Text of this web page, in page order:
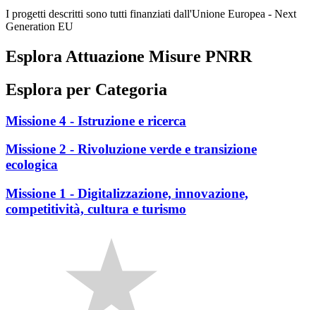
I progetti descritti sono tutti finanziati dall'Unione Europea - Next
Generation EU
Esplora Attuazione Misure PNRR
Esplora per Categoria
Missione 4 - Istruzione e ricerca
Missione 2 - Rivoluzione verde e transizione
ecologica
Missione 1 - Digitalizzazione, innovazione,
competitività, cultura e turismo